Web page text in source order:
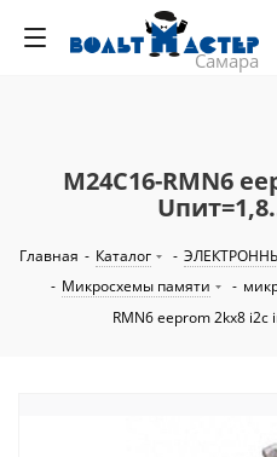
M24C16-RMN6
Главная - Каталог -
- Микросхемы памяти -
RMN6 eeprom 2kх8 i2c